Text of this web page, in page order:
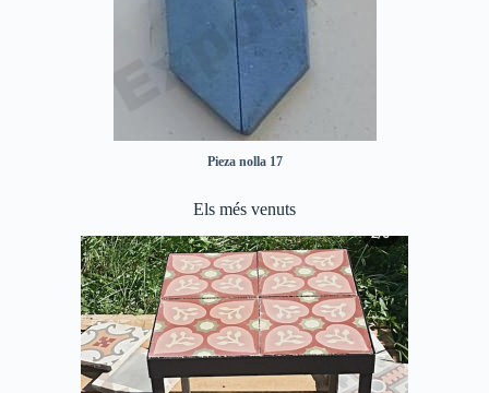
Pieza nolla 17
Els més venuts